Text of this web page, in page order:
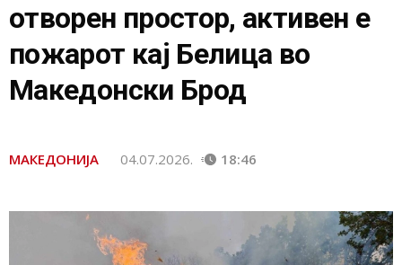
отворен простор, активен е
пожарот кај Белица во
Македонски Брод
МАКЕДОНИЈА 04.07.2026. 18:46